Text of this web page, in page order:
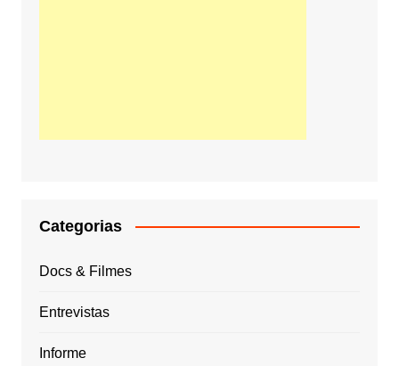
Categorias
Docs & Filmes
Entrevistas
Informe